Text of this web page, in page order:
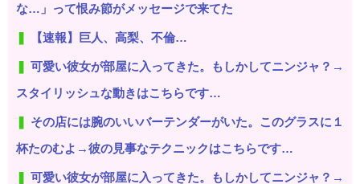
な…」って恨み節がメッセージで来てた
【速報】巨人、高梨、不倫…
可愛い彼女が部屋に入ってきた。もしかしてニンジャ？→
スタイリッシュな動きはこちらです…
その店には腕のいいバーテンダーがいた。このグラスに１
杯たのむよ→彼の見事なテクニックはこちらです…
可愛い彼女が部屋に入ってきた。もしかしてニンジャ？→